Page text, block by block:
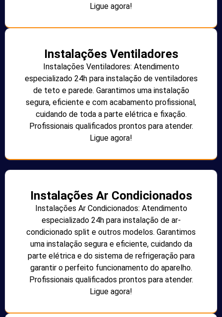
Ligue agora!
Instalações Ventiladores
Instalações Ventiladores: Atendimento
especializado 24h para instalação de ventiladores
de teto e parede. Garantimos uma instalação
segura, eficiente e com acabamento profissional,
cuidando de toda a parte elétrica e fixação.
Profissionais qualificados prontos para atender.
Ligue agora!
Instalações Ar Condicionados
Instalações Ar Condicionados: Atendimento
especializado 24h para instalação de ar-
condicionado split e outros modelos. Garantimos
uma instalação segura e eficiente, cuidando da
parte elétrica e do sistema de refrigeração para
garantir o perfeito funcionamento do aparelho.
Profissionais qualificados prontos para atender.
Ligue agora!